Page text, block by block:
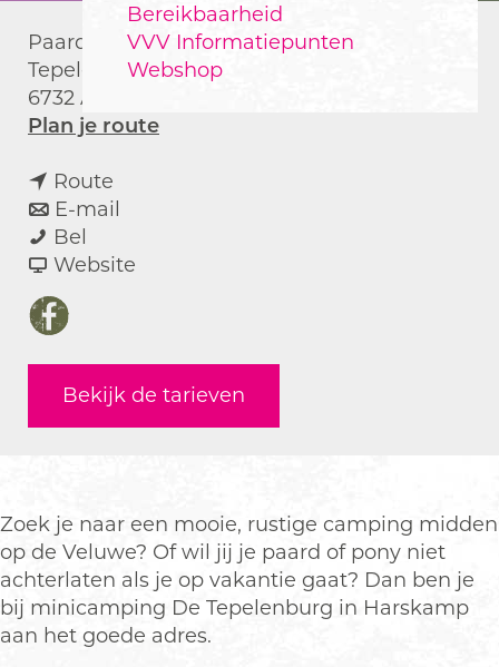
Bereikbaarheid
VVV Informatiepunten
Webshop
Paardvriendelijke camping
Tepelenburgweg 2
6732 AS
Plan je routen
m
p
g
D
e
T
e
Route
a
r
c
a
i
n
g
D
e
E-mail
a
i
c
p
i
n
g
D
Bel
i
m
p
g
D
e
T
e
p
Website
n
i
m
p
i
n
g
F
k
M
i
n
i
Bekijk de tarieven
Zoek je naar een mooie, rustige camping midden
op de Veluwe? Of wil jij je paard of pony niet
achterlaten als je op vakantie gaat? Dan ben je
bij minicamping De Tepelenburg in Harskamp
aan het goede adres.